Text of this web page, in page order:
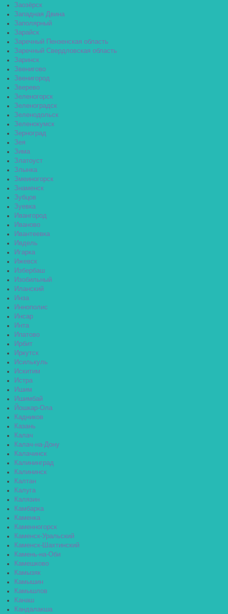
Заозёрск
Западная Двина
Заполярный
Зарайск
Заречный Пензенская область
Заречный Свердловская область
Заринск
Звенигово
Звенигород
Зверево
Зеленогорск
Зеленоградск
Зеленодольск
Зеленокумск
Зерноград
Зея
Зима
Златоуст
Злынка
Змеиногорск
Знаменск
Зубцов
Зуевка
Ивангород
Иваново
Ивантеевка
Ивдель
Игарка
Ижевск
Избербаш
Изобильный
Иланский
Инза
Иннополис
Инсар
Инта
Ипатово
Ирбит
Иркутск
Исилькуль
Искитим
Истра
Ишим
Ишимбай
Йошкар-Ола
Кадников
Казань
Калач
Калач-на-Дону
Калачинск
Калининград
Калининск
Калтан
Калуга
Калязин
Камбарка
Каменка
Каменногорск
Каменск-Уральский
Каменск-Шахтинский
Камень-на-Оби
Камешково
Камызяк
Камышин
Камышлов
Канаш
Кандалакша